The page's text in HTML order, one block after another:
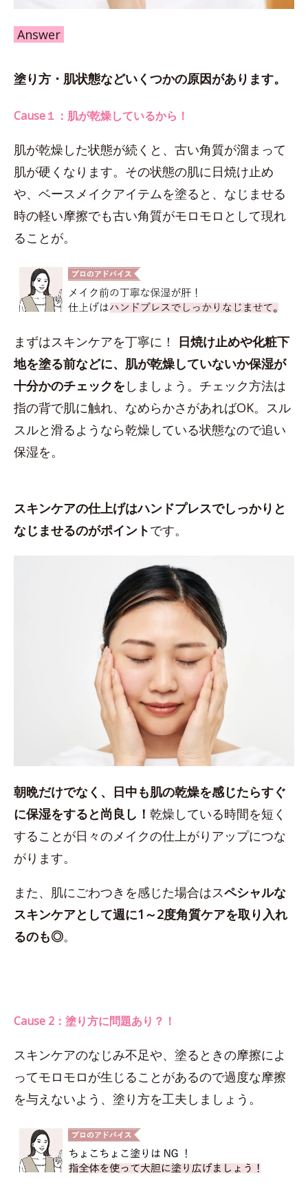
Answer
塗り方・肌状態などいくつかの原因があります。
Cause１：肌が乾燥しているから！
肌が乾燥した状態が続くと、古い角質が溜まって
肌が硬くなります。その状態の肌に日焼け止め
や、ベースメイクアイテムを塗ると、なじませる
時の軽い摩擦でも古い角質がモロモロとして現れ
ることが。
まずはスキンケアを丁寧に！
日焼け止めや化粧下
地を塗る前などに、肌が乾燥していないか保湿が
十分かのチェックを しましょう。チェック方法は
指の背で肌に触れ、なめらかさがあればOK。スル
スルと滑るようなら乾燥している状態なので追い
保湿を。
スキンケアの仕上げはハンドプレスでしっかりと
なじませるのがポイントです。
朝晩だけでなく、日中も肌の乾燥を感じたらすぐ
に保湿をすると尚良し！ 乾燥している時間を短く
することが日々のメイクの仕上がりアップにつな
がります。
また、肌にごわつきを感じた場合はスペシャルな
スキンケアとして週に1～2度角質ケアを取り入れ
るのも◎。
Cause 2：塗り方に問題あり？！
スキンケアのなじみ不足や、塗るときの摩擦によ
ってモロモロが生じることがあるので過度な摩擦
を与えないよう、塗り方を工夫しましょう。